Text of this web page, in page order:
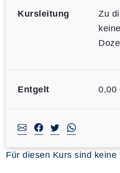
Kursleitung
Zu
Entgelt 0,00
Für diesen Kurs sind keine